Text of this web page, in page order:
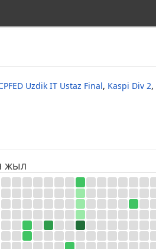
Uzdik IT Ustaz Final, Kaspi Div 2,
жыл